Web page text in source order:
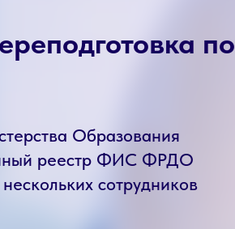
по
Образования
реестр ФИС ФРДО
сотрудников